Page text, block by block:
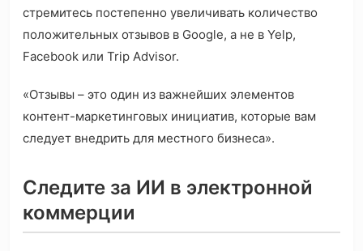
стремитесь постепенно увеличивать количество
положительных отзывов в Google, а не в Yelp,
Facebook или Trip Advisor.
«Отзывы – это один из важнейших элементов
контент-маркетинговых инициатив, которые вам
следует внедрить для местного бизнеса».
Следите за ИИ в электронной
коммерции